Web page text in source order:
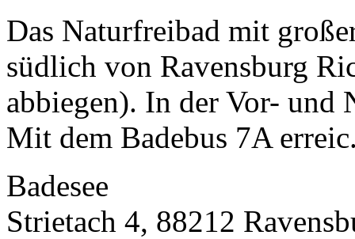
Das Naturfreibad mit
südlich von Ravensburg
abbiegen). In der Vor- und
Mit dem Badebus 7A
Badesee
Strietach 4, 88212